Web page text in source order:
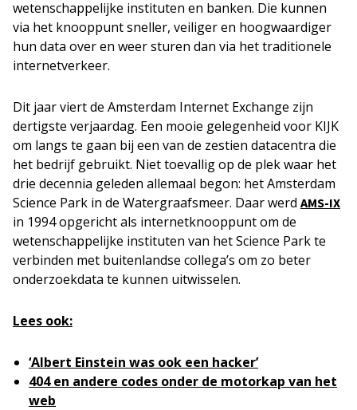
wetenschappelijke instituten en banken. Die kunnen
via het knooppunt sneller, veiliger en hoogwaardiger
hun data over en weer sturen dan via het traditionele
internetverkeer.
Dit jaar viert de Amsterdam Internet Exchange zijn
dertigste verjaardag. Een mooie gelegenheid voor KIJK
om langs te gaan bij een van de zestien datacentra die
het bedrijf gebruikt. Niet toevallig op de plek waar het
drie decennia geleden allemaal begon: het Amsterdam
Science Park in de Watergraafsmeer. Daar werd AMS-IX
in 1994 opgericht als internetknooppunt om de
wetenschappelijke instituten van het Science Park te
verbinden met buitenlandse collega’s om zo beter
onderzoekdata te kunnen uitwisselen.
Lees ook:
‘Albert Einstein was ook een hacker’
404 en andere codes onder de motorkap van het
web